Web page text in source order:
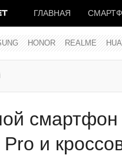
ГЛАВНАЯ
HONOR REALME
Pro и